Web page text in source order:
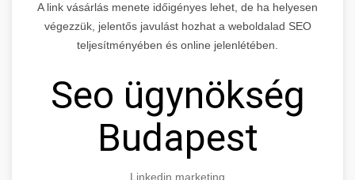
A link vásárlás menete időigényes lehet, de ha helyesen
végezzük, jelentős javulást hozhat a weboldalad SEO
teljesítményében és online jelenlétében.
Seo ügynökség
Budapest
Linkedin marketing